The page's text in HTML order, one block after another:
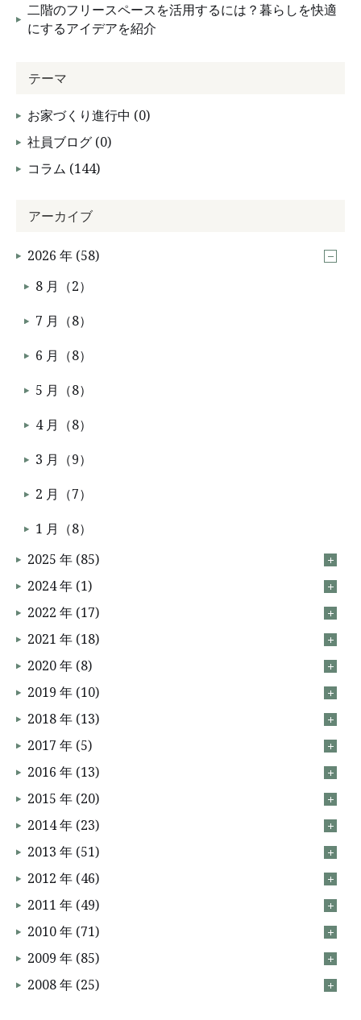
二階のフリースペースを活用するには？暮らしを快適
にするアイデアを紹介
テーマ
お家づくり進行中 (0)
社員ブログ (0)
コラム (144)
アーカイブ
2026 年 (58)
8 月（2）
7 月（8）
6 月（8）
5 月（8）
4 月（8）
3 月（9）
2 月（7）
1 月（8）
2025 年 (85)
2024 年 (1)
2022 年 (17)
2021 年 (18)
2020 年 (8)
2019 年 (10)
2018 年 (13)
2017 年 (5)
2016 年 (13)
2015 年 (20)
2014 年 (23)
2013 年 (51)
2012 年 (46)
2011 年 (49)
2010 年 (71)
2009 年 (85)
2008 年 (25)